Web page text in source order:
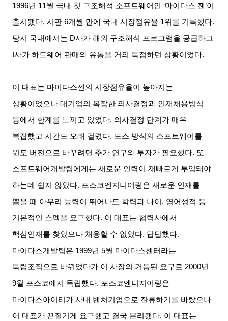
1996년 11월 국내 첫 구조해석 소프트웨어인 ‘마이다스 젠’이
출시됐다.시판 6개월 만에 국내 시장점유율 1위를 기록했다.
당시 국내에서는 D사가 해외 구조해석 프로그램을 공급하고
I사가 하드웨어 판매와 유통을 거의 독점하던 상황이었다.
이 대표는 마이다스젠의 시장점유율이 높아지는
상황이었으나 대기업의 복잡한 의사결정과 인재채용방식
등에서 한계를 느끼고 있었다. 의사결정 단계가 매우
복잡했고 시간도 오래 걸렸다. 도스 방식의 소프트웨어를
윈도 버전으로 바꾸려면 추가 연구와 투자가 필요했다. 또
소프트웨어개발팀에게는 새로운 인력이 재빠르게 투입돼야
하는데 쉽지 않았다. 포스코엔지니어링은 새로운 인재를
뽑을 때 아무리 능력이 뛰어나도 학력과 나이 , 영어성적 등
기본적인 스펙을 요구했다. 이 대표는 협력사에서
핵심인재를 찾았으나 채용할 수 없었다. 답답했다.
마이다스개발팀은 1999년 5월 마이다스센터라는
독립조직으로 바뀌었다가 이 사장의 거듭된 요구로 2000년
9월 포스코에서 독립했다. 포스코엔니지어링은
마이다스아이티가 사내 벤처기업으로 잔류하기를 바랐으나
이 대표가 끈질기게 요구했고 결국 분리됐다. 이 대표는